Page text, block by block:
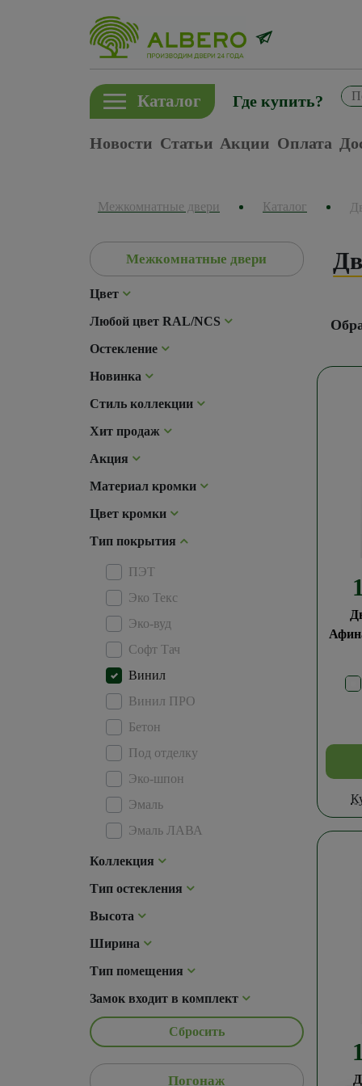
Каталог Где купить?
Новости Статьи Акции Оплата
Межкомнатные двери Каталог
Межкомнатные двери
Цвет
Любой цвет RAL/NCS
Остекление
Новинка
Стиль коллекции
Хит продаж
Акция
Материал кромки
Цвет кромки
Тип покрытия
ПЭТ
Эко Текс
Эко-вуд
Софт Тач
Винил
Винил ПРО
Бетон
Под отделку
Эко-шпон
Эмаль
Эмаль ЛАВА
Коллекция
Тип остекления
Высота
Ширина
Тип помещения
Замок входит в комплект
Сбросить
Погонаж